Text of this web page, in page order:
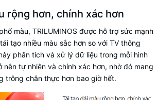
rộng hơn, chính xác hơn
màu, TRILUMINOS được hỗ trợ sức mạnh
tạo nhiều màu sắc hơn so với TV thông
phân tích và xử lý dữ liệu trong mỗi hình
nên tự nhiên và chính xác hơn, nhờ đó mang
trông chân thực hơn bao giờ hết.